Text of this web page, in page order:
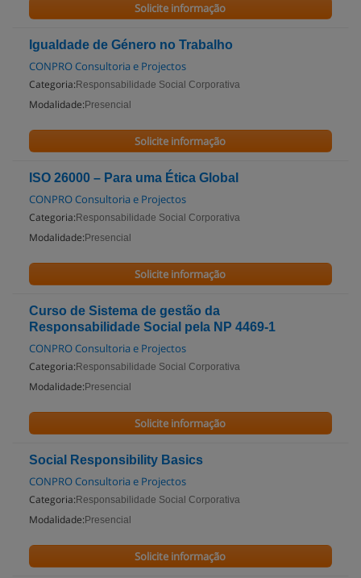
Solicite informação
Igualdade de Género no Trabalho
CONPRO Consultoria e Projectos
Categoria: Responsabilidade Social Corporativa
Modalidade: Presencial
Solicite informação
ISO 26000 – Para uma Ética Global
CONPRO Consultoria e Projectos
Categoria: Responsabilidade Social Corporativa
Modalidade: Presencial
Solicite informação
Curso de Sistema de gestão da
Responsabilidade Social pela NP 4469-1
CONPRO Consultoria e Projectos
Categoria: Responsabilidade Social Corporativa
Modalidade: Presencial
Solicite informação
Social Responsibility Basics
CONPRO Consultoria e Projectos
Categoria: Responsabilidade Social Corporativa
Modalidade: Presencial
Solicite informação